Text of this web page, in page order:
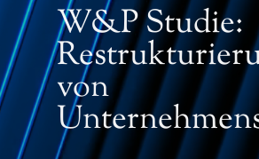
W&P Studie:
von